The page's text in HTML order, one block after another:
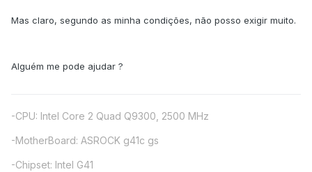
Mas claro, segundo as minha condições, não posso exigir muito.
Alguém me pode ajudar ?
-CPU: Intel Core 2 Quad Q9300, 2500 MHz
-MotherBoard: ASROCK g41c gs
-Chipset: Intel G41